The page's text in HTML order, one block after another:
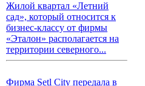
Жилой квартал «Летний
сад», который относится к
бизнес-классу от фирмы
«Эталон» располагается на
территории северного...
Фирма Setl City передала в